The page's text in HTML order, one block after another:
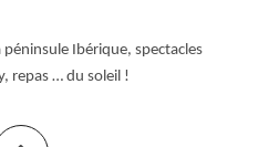
Ibérique, spectacles
repas … du soleil !